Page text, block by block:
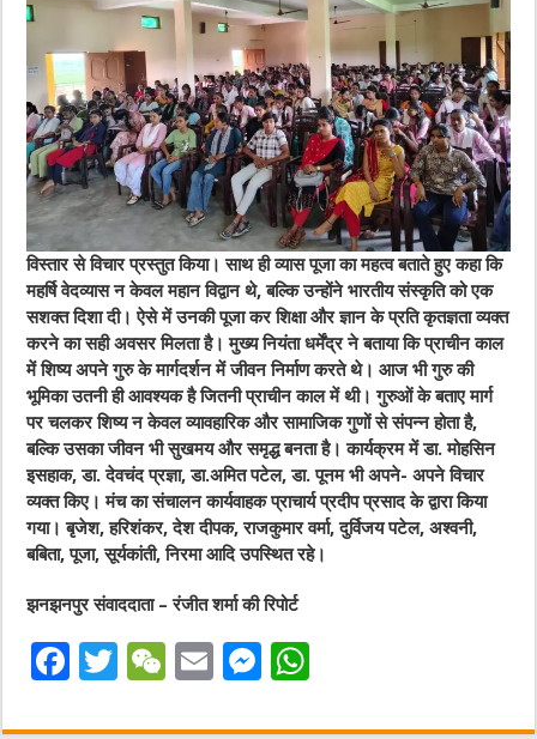
विस्तार से विचार प्रस्तुत किया। साथ ही व्यास पूजा का महत्व बताते हुए कहा कि
महर्षि वेदव्यास न केवल महान विद्वान थे, बल्कि उन्होंने भारतीय संस्कृति को एक
सशक्त दिशा दी। ऐसे में उनकी पूजा कर शिक्षा और ज्ञान के प्रति कृतज्ञता व्यक्त
करने का सही अवसर मिलता है। मुख्य नियंता धर्मेंद्र ने बताया कि प्राचीन काल
में शिष्य अपने गुरु के मार्गदर्शन में जीवन निर्माण करते थे। आज भी गुरु की
भूमिका उतनी ही आवश्यक है जितनी प्राचीन काल में थी। गुरुओं के बताए मार्ग
पर चलकर शिष्य न केवल व्यावहारिक और सामाजिक गुणों से संपन्न होता है,
बल्कि उसका जीवन भी सुखमय और समृद्ध बनता है। कार्यक्रम में डा. मोहसिन
इसहाक, डा. देवचंद प्रज्ञा, डा.अमित पटेल, डा. पूनम भी अपने- अपने विचार
व्यक्त किए। मंच का संचालन कार्यवाहक प्राचार्य प्रदीप प्रसाद के द्वारा किया
गया। बृजेश, हरिशंकर, देश दीपक, राजकुमार वर्मा, दुर्विजय पटेल, अश्वनी,
बबिता, पूजा, सूर्यकांती, निरमा आदि उपस्थित रहे।
झनझनपुर संवाददाता – रंजीत शर्मा की रिपोर्ट
F
T
W E
M